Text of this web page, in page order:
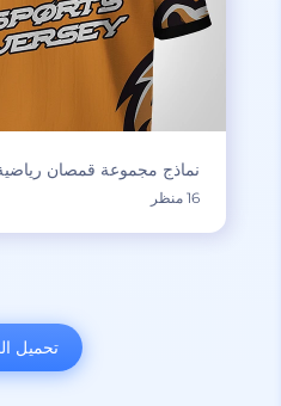
نماذج مجموعة قمصان
16 منظر
تحميل